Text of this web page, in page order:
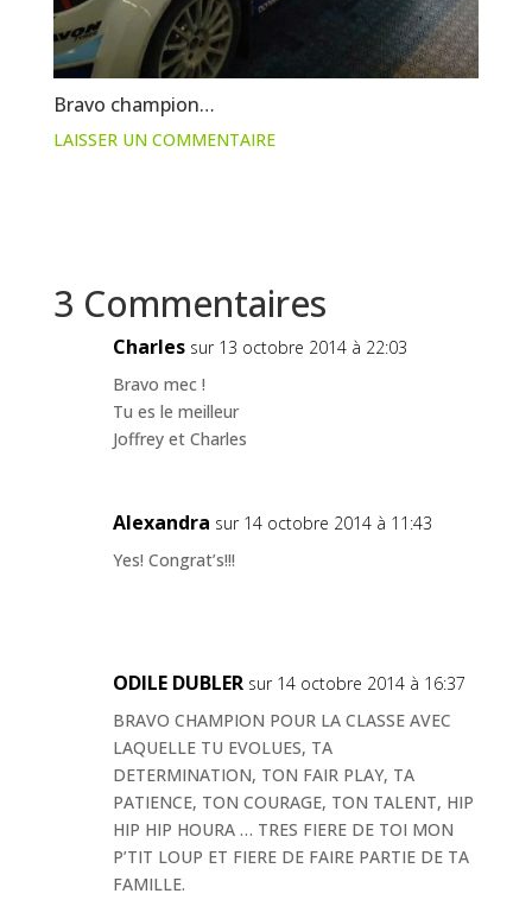
Bravo champion…
LAISSER UN COMMENTAIRE
3 Commentaires
Charles sur 13 octobre 2014 à 22:03
Bravo mec !
Tu es le meilleur
Joffrey et Charles
Alexandra sur 14 octobre 2014 à 11:43
Yes! Congrat’s!!!
ODILE DUBLER sur 14 octobre 2014 à 16:37
BRAVO CHAMPION POUR LA CLASSE AVEC
LAQUELLE TU EVOLUES, TA
DETERMINATION, TON FAIR PLAY, TA
PATIENCE, TON COURAGE, TON TALENT, HIP
HIP HIP HOURA … TRES FIERE DE TOI MON
P’TIT LOUP ET FIERE DE FAIRE PARTIE DE TA
FAMILLE.